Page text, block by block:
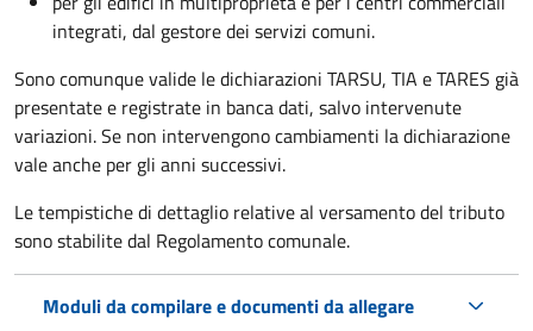
integrati, dal gestore dei servizi comuni.
Sono comunque valide le dichiarazioni TARSU, TIA e TARES già
presentate e registrate in banca dati, salvo intervenute
variazioni. Se non intervengono cambiamenti la dichiarazione
vale anche per gli anni successivi.
Le tempistiche di dettaglio relative al versamento del tributo
sono stabilite dal Regolamento comunale.
Moduli da compilare e documenti da allegare